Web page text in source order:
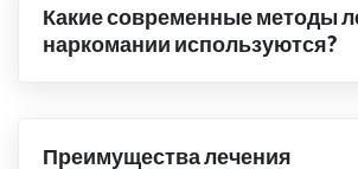
Какие современные методы
наркомании используются?
Преимущества лечения